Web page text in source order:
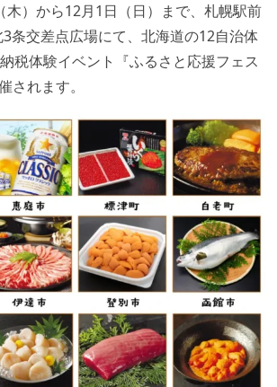
木）から12月1日（日）まで、札幌駅前
条交差点広場にて、北海道の12自治体
税体験イベント『ふるさと応援フェス
されます。